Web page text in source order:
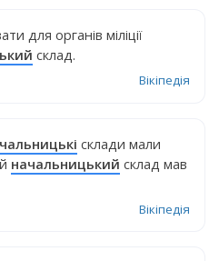
для органів міліції
склад.
Вікіпедія
склади мали
начальницький склад мав
Вікіпедія